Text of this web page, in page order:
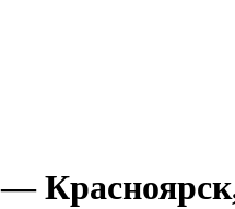
—